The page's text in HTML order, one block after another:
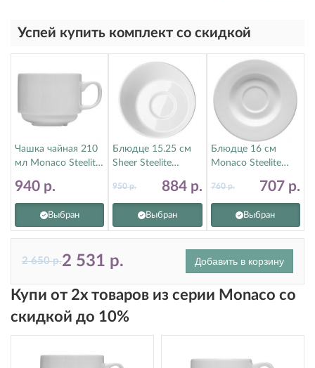
Успей купить комплект со скидкой
Чашка чайная 210
мл Monaco Steelite
9001C331
940 р.
Выбран
Блюдце 15.25 см
Sheer Steelite
9001C636
884 р.
950р.
Выбран
Блюдце 16 см
Monaco Steelite
9001C168
707 р.
760р.
Выбран
2 531 р.
2 650р. Добавить в корзину
Купи от 2х товаров из серии Monaco со
скидкой до 10%